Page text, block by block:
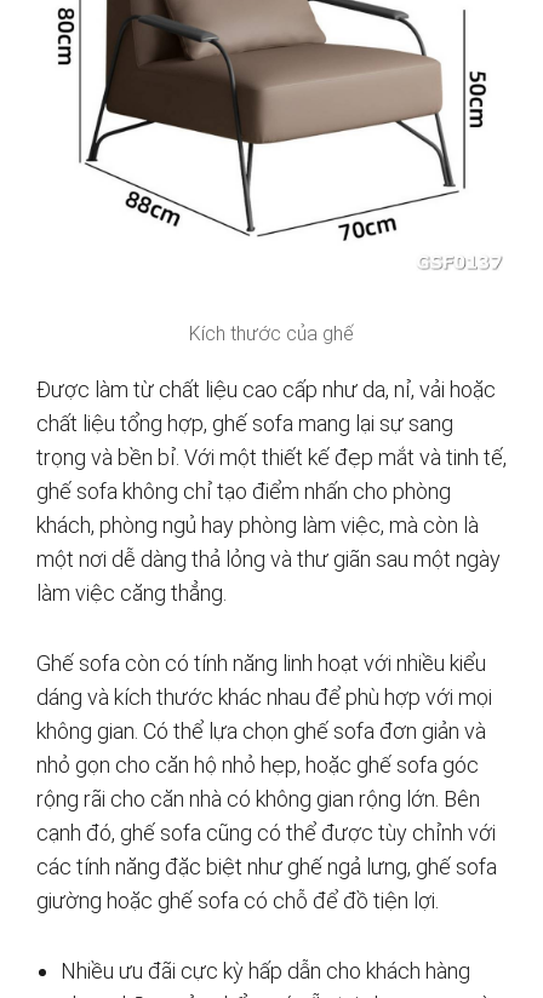
Kích thước của ghế
Được làm từ chất liệu cao cấp như da, nỉ, vải hoặc
chất liệu tổng hợp, ghế sofa mang lại sự sang
trọng và bền bỉ. Với một thiết kế đẹp mắt và tinh tế,
ghế sofa không chỉ tạo điểm nhấn cho phòng
khách, phòng ngủ hay phòng làm việc, mà còn là
một nơi dễ dàng thả lỏng và thư giãn sau một ngày
làm việc căng thẳng.
Ghế sofa còn có tính năng linh hoạt với nhiều kiểu
dáng và kích thước khác nhau để phù hợp với mọi
không gian. Có thể lựa chọn ghế sofa đơn giản và
nhỏ gọn cho căn hộ nhỏ hẹp, hoặc ghế sofa góc
rộng rãi cho căn nhà có không gian rộng lớn. Bên
cạnh đó, ghế sofa cũng có thể được tùy chỉnh với
các tính năng đặc biệt như ghế ngả lưng, ghế sofa
giường hoặc ghế sofa có chỗ để đồ tiện lợi.
Nhiều ưu đãi cực kỳ hấp dẫn cho khách hàng